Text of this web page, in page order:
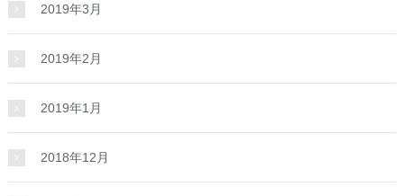
2019年3月
2019年2月
2019年1月
2018年12月